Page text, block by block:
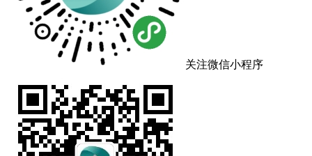
关注微信小程序